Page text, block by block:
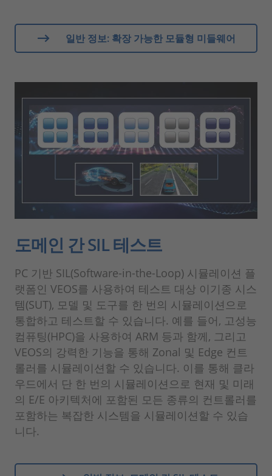
일반 정보: 확장 가능한 모듈형 미들웨어
도메인 간 SIL 테스트
PC 기반 SIL(Software-in-the-Loop) 시뮬레이션 플
랫폼인 VEOS를 사용하여 테스트 대상 이기종 시스
템(SUT), 모델 및 도구를 한 번의 시뮬레이션으로
통합하고 테스트할 수 있습니다. 예를 들어, 고성능
컴퓨팅(HPC)을 사용하여 ARM 등과 함께, 그리고
VEOS의 강력한 기능을 통해 Zonal 및 Edge 컨트
롤러를 시뮬레이션할 수 있습니다. 이를 통해 클라
우드에서 단 한 번의 시뮬레이션으로 현재 및 미래
의 E/E 아키텍처에 포함된 모든 종류의 컨트롤러를
포함하는 복잡한 시스템을 시뮬레이션할 수 있습
니다.